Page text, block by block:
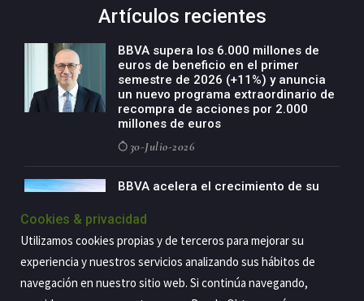
Artículos recientes
BBVA supera los 6.000 millones de
euros de beneficio en el primer
semestre de 2026 (+11%) y anuncia
un nuevo programa extraordinario de
recompra de acciones por 2.000
millones de euros
30-Julio-2026
BBVA acelera el crecimiento de su
de especialización presente en siete
Cookies & privacidad
Utilizamos cookies propias y de terceros para mejorar su
experiencia y nuestros servicios analizando sus hábitos de
navegación en nuestro sitio web. Si continúa navegando,